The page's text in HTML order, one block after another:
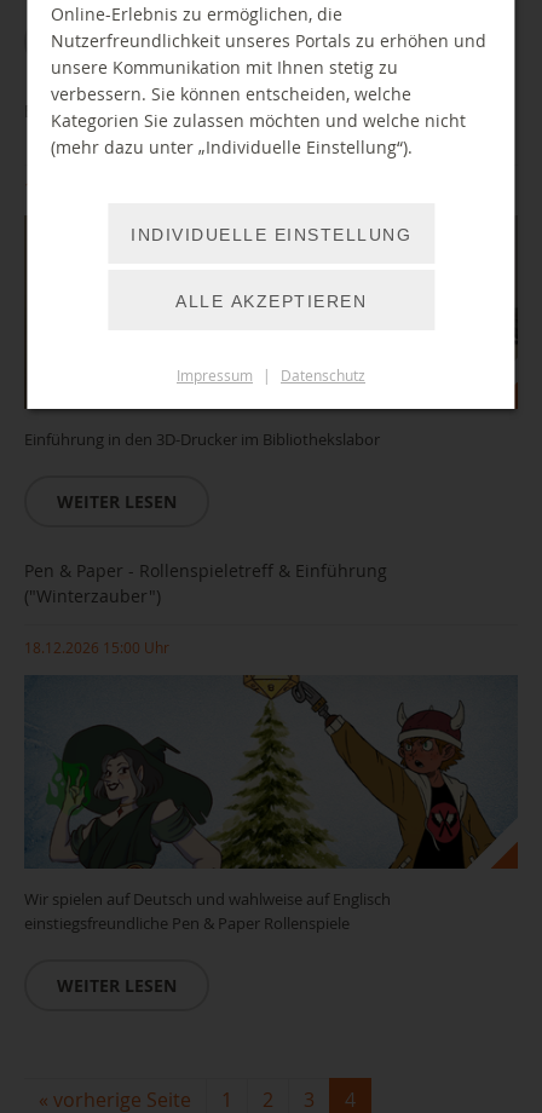
WEITER LESEN
Einführung/ Führerschein 3D-Drucker
Einführung in den 3D-Drucker im Bibliothekslabor
WEITER LESEN
Pen & Paper - Rollenspieletreff & Einführung
("Winterzauber")
18.12.2026 15:00 Uhr
Wir spielen auf Deutsch und wahlweise auf Englisch
einstiegsfreundliche Pen & Paper Rollenspiele
WEITER LESEN
« vorherige Seite 1 2 3 4
Online-Erlebnis zu ermöglichen, die
Nutzerfreundlichkeit unseres Portals zu erhöhen und
unsere Kommunikation mit Ihnen stetig zu
verbessern. Sie können entscheiden, welche
Kategorien Sie zulassen möchten und welche nicht
(mehr dazu unter „Individuelle Einstellung“).
INDIVIDUELLE EINSTELLUNG
ALLE AKZEPTIEREN
Impressum | Datenschutz